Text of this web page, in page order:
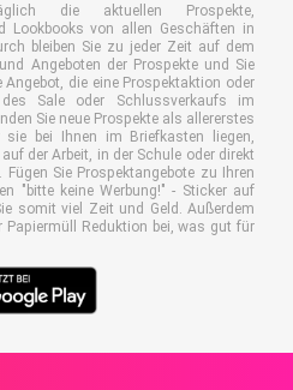
die aktuellen Prospekte,
Lookbooks von allen Geschäften in
bleiben Sie zu jeder Zeit auf dem
Angeboten der Prospekte und Sie
die eine Prospektaktion oder
Sale oder Schlussverkaufs im
Sie neue Prospekte als allererstes
bei Ihnen im Briefkasten liegen,
der Arbeit, in der Schule oder direkt
Sie Prospektangebote zu Ihren
"bitte keine Werbung!" - Sticker auf
somit viel Zeit und Geld. Außerdem
Reduktion bei, was gut für